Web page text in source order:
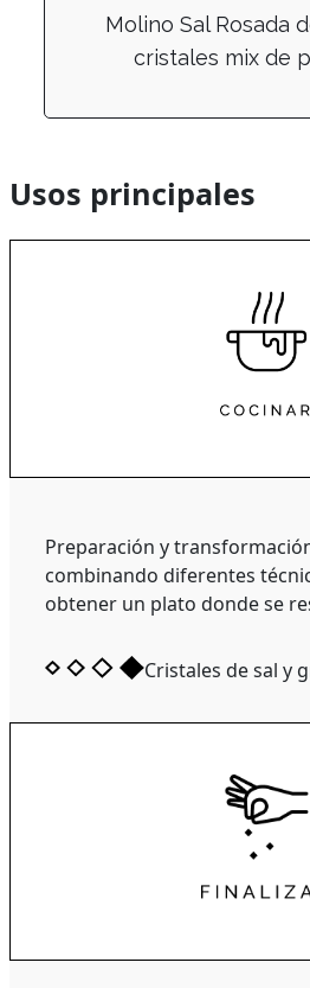
Molino Sal Rosada
cristales mix de
Usos principales
Preparación y
combinando diferentes
obtener un plato donde se
Cristales de sal y